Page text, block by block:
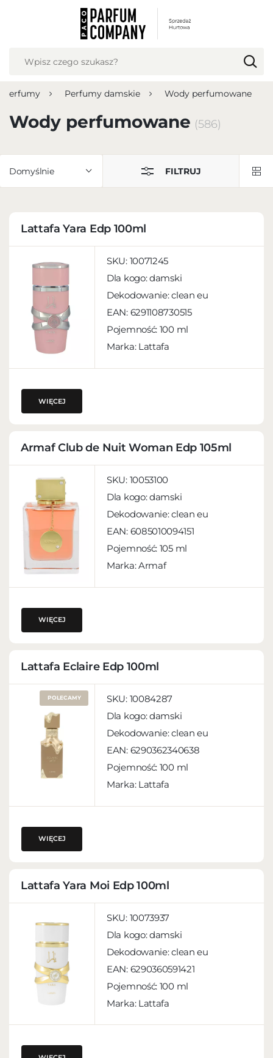
Perfumy Perfumy damskie Wody perfumowane
Wody perfumowane (586)
Domyślnie FILTRUJ
Lattafa Yara Edp 100ml
SKU: 10071245
Dla kogo:damski
Dekodowanie:clean eu
EAN: 6291108730515
Pojemność: 100 ml
Marka: Lattafa
WIĘCEJ
Armaf Club de Nuit Woman Edp 105ml
SKU: 10053100
Dla kogo:damski
Dekodowanie:clean eu
EAN: 6085010094151
Pojemność: 105 ml
Marka: Armaf
WIĘCEJ
Lattafa Eclaire Edp 100ml
POLECAMY SKU: 10084287
Dla kogo:damski
Dekodowanie:clean eu
EAN: 6290362340638
Pojemność: 100 ml
Marka: Lattafa
WIĘCEJ
Lattafa Yara Moi Edp 100ml
SKU: 10073937
Dla kogo:damski
Dekodowanie:clean eu
EAN: 6290360591421
Pojemność: 100 ml
Marka: Lattafa
USTAWIENIA REGIONALNE
Język
polski
Polish zloty (PLN)